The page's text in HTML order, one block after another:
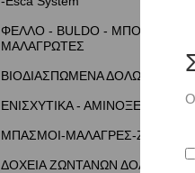
ΦΕΛΛΟ - BULDO -
ΜΑΛΑΓΡΩΤΕΣ
ΒΙΟΔΙΑΣΠΩΜΕΝΑ ΔΟΛΩΜΑΤΑ
ΕΝΙΣΧΥΤΙΚΑ - ΑΜΙΝΟΞΕΑ -
ΜΠΑΣΜΟΙ-ΜΑΛΑΓΡΕΣ-ΖΥΜΕΣ
ΔΟΧΕΙΑ ΖΩΝΤΑΝΩΝ ΔΟΛΩΜΑΤΩΝ